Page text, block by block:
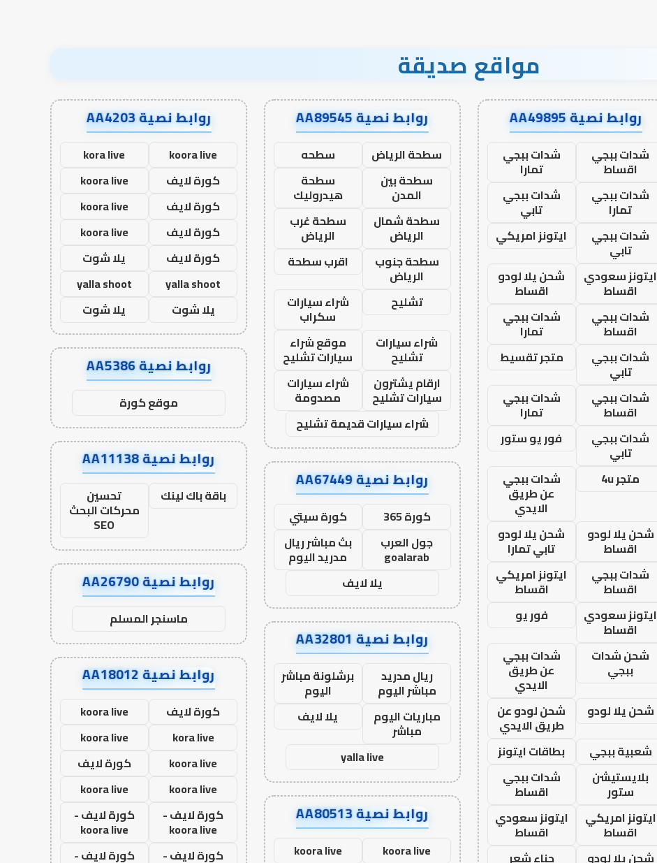
مواقع صديقة
روابط نصية AA49895
شدات ببجي
اقساط
شدات ببجي
تمارا
شدات ببجي
تمارا
شدات ببجي
تابي
شدات ببجي
تابي
ايتونز امريكي
ايتونز سعودي
اقساط
شحن يلا لودو
اقساط
شدات ببجي
اقساط
شدات ببجي
تمارا
شدات ببجي
تابي
متجر تقسيط
شدات ببجي
اقساط
شدات ببجي
تمارا
شدات ببجي
تابي
فور يو ستور
متجر 4u
شدات ببجي
عن طريق
الايدي
شحن يلا لودو
اقساط
شحن يلا لودو
تابي تمارا
شدات ببجي
اقساط
ايتونز امريكي
اقساط
ايتونز سعودي
اقساط
فور يو
شحن شدات
ببجي
شدات ببجي
عن طريق
الايدي
شحن يلا لودو
شحن لودو عن
طريق الايدي
شعبية ببجي
بطاقات ايتونز
بلايستيشن
ستور
شدات ببجي
اقساط
ايتونز امريكي
اقساط
ايتونز سعودي
اقساط
شحن يلا لودو
حناء شعر
روابط نصية AA89545
سطحة الرياض
سطحه
سطحة بين
المدن
سطحة
هيدروليك
سطحة شمال
الرياض
سطحة غرب
الرياض
سطحة جنوب
الرياض
اقرب سطحة
تشليح
شراء سيارات
سكراب
شراء سيارات
تشليح
موقع شراء
سيارات تشليح
ارقام يشترون
سيارات تشليح
شراء سيارات
مصدومة
شراء سيارات قديمة تشليح
روابط نصية AA67449
كورة 365
كورة سيتي
جول العرب
goalarab
بث مباشر ريال
مدريد اليوم
يلا لايف
روابط نصية AA32801
ريال مدريد
مباشر اليوم
برشلونة مباشر
اليوم
مباريات اليوم
مباشر
يلا لايف
yalla live
روابط نصية AA80513
koora live
koora live
روابط نصية AA4203
koora live
kora live
كورة لايف
koora live
كورة لايف
koora live
كورة لايف
koora live
كورة لايف
يلا شوت
yalla shoot
yalla shoot
يلا شوت
يلا شوت
روابط نصية AA5386
موقع كورة
روابط نصية AA11138
باقة باك لينك تحسين
محركات البحث
SEO
روابط نصية AA26790
ماسنجر المسلم
روابط نصية AA18012
كورة لايف
koora live
kora live
koora live
koora live
كورة لايف
koora live
koora live
كورة لايف -
koora live
كورة لايف -
koora live
كورة لايف -
كورة لايف -